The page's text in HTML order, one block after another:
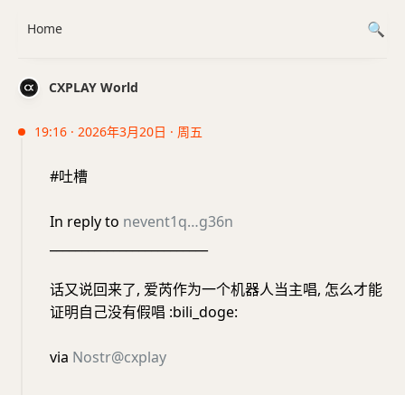
CXPLAY World
19:16 · 2026年3月20日 · 周五
#吐槽
In reply to nevent1q…g36n
话又说回来了, 爱芮作为一个机器人当主唱, 怎么才能
证明自己没有假唱 :bili_doge:
via Nostr@cxplay
Home